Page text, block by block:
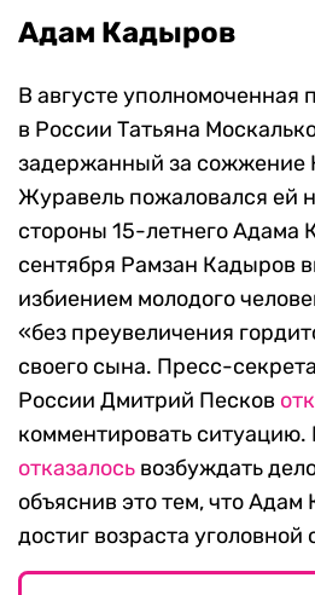
Адам Кадыров
В августе уполномоченная
в России Татьяна
задержанный за сожжение
Журавель пожаловался ей
стороны 15-летнего Адама
сентября Рамзан Кадыров
избиением молодого
«без преувеличения
своего сына. Пресс-
России Дмитрий Песков
комментировать
отказалось возбуждать
объяснив это тем, что
достиг возраста уголовной